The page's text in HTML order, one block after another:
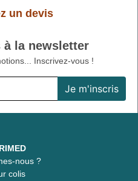
un devis
à la newsletter
Inscrivez-vous !
nous ?
colis